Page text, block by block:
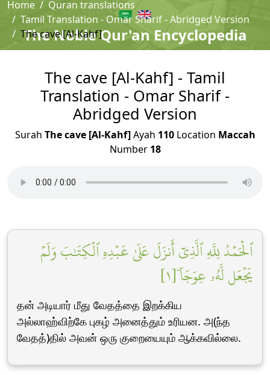
The Noble Qur'an Encyclopedia
Home
Quran translations
Tamil Translation - Omar Sharif - Abridged Version
The cave [Al-Kahf]
The cave [Al-Kahf] - Tamil
Translation - Omar Sharif -
Abridged Version
Surah The cave [Al-Kahf]Ayah 110Location Maccah
Number 18
ٱلۡحَمۡدُ لِلَّهِ ٱلَّذِيٓ أَنزَلَ عَلَىٰ عَبۡدِهِ ٱلۡكِتَٰبَ وَلَمۡ
يَجۡعَل لَّهُۥ عِوَجَاۜ [١]
தன் அடியார் மீது வேதத்தை இறக்கிய
அல்லாஹ்விற்கே புகழ் அனைத்தும் உரியன. அ(ந்த
வேதத்)தில் அவன் ஒரு குறையையும் ஆக்கவில்லை.